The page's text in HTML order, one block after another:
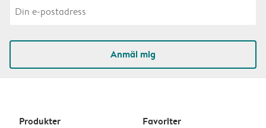
Anmäl mig
Produkter Favoriter